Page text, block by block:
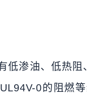
渗油、低热
0的阻燃